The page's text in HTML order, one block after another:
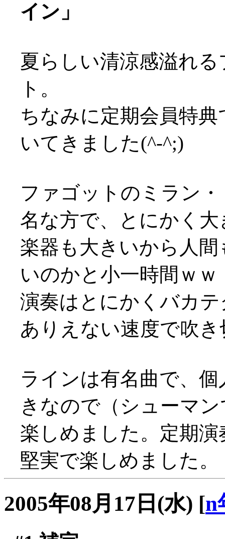
イン」
夏らしい清涼感溢れ
ト。
ちなみに定期会員特
いてきました(^-^;)
ファゴットのミラン
名な方で、とにかく大
楽器も大きいから人
いのかと小一時間ｗｗ
演奏はとにかくバカ
ありえない速度で吹
ラインは有名曲で、
きなので（シューマ
楽しめました。定期
堅実で楽しめました。
2005年08月17日(水) [n